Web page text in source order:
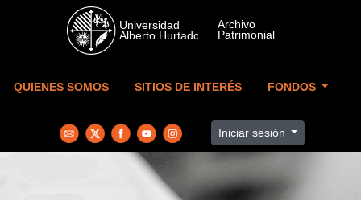
Skip to main content
QUIENES SOMOS SITIOS DE INTERÉS FONDOS
Iniciar sesión